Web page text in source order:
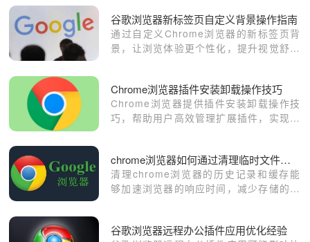
谷歌浏览器新标签页自定义背景操作指南
通过自定义Chrome浏览器的新标签页背
景，让浏览体验更个性化，提升视觉舒适
Chrome浏览器插件安装卸载操作技巧
Chrome浏览器提供插件安装卸载操作技
巧，帮助用户高效管理扩展插件，实现快
chrome浏览器如何通过清理临时文件提升视频加载速度
清理chrome浏览器的历史记录和缓存能
够加速浏览器的响应时间，减少存储的数
谷歌浏览器远程办公插件应用优化经验